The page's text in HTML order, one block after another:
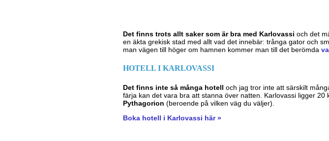
Det finns trots allt saker som är bra med Karlovassi och det
en äkta grekisk stad med allt vad det innebär: trånga gator och
man vägen till höger om hamnen kommer man till det berömda
HOTELL I KARLOVASSI
Det finns inte så många hotell och jag tror inte att särskilt
färja kan det vara bra att stanna över natten. Karlovassi ligger 20
Pythagorion (beroende på vilken väg du väljer).
Boka hotell i Karlovassi här »